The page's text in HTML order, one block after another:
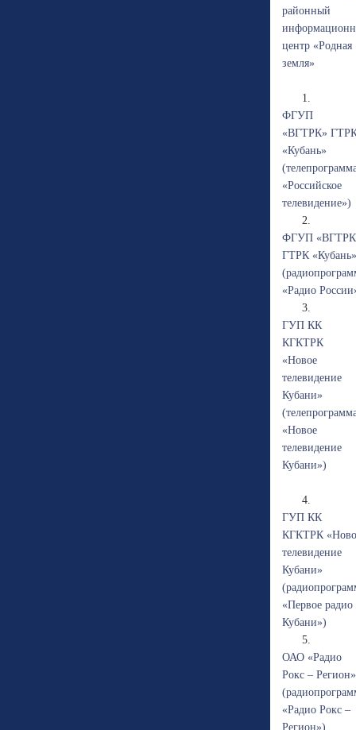
районный
центр «Родная
земля»
1.
ФГУП
«ВГТРК»
«Кубань»
«Российское
телевидение»)
2.
ФГУП
ГТРК «Кубань»
«Радио
3.
ГУП КК
КГКТРК
«Новое
телевидение
Кубани»
«Новое
телевидение
Кубани»)
4.
ГУП КК
КГКТРК
телевидение
Кубани»
«Первое радио
Кубани»)
5.
ОАО «Радио
Рокс – Регион»
«Радио Рокс –
Регион»)